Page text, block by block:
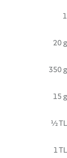
1
20 g
350 g
15 g
½ TL
1 TL